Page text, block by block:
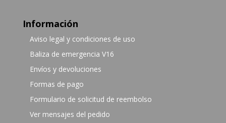
Información
Aviso legal y condiciones de uso
Baliza de emergencia V16
Envíos y devoluciones
Formas de pago
Formulario de solicitud de reembolso
Ver mensajes del pedido